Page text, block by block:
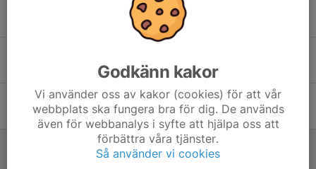
Gå med i gnistan
0
6 maj, 08:15 0
Flicklaget på Vallhaga IP
6 maj, 08:10 0
Erbjudande träningskläder!
2 maj, 13:14 0
Godkänn kakor
Vi använder oss av kakor (cookies) för att vår
webbplats ska fungera bra för dig. De används
även för webbanalys i syfte att hjälpa oss att
förbättra våra tjänster.
Så använder vi cookies